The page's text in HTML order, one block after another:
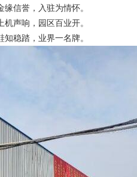
缘信誉，入驻为情怀。
机声响，园区百业开。
知稳踏，业界一名牌。